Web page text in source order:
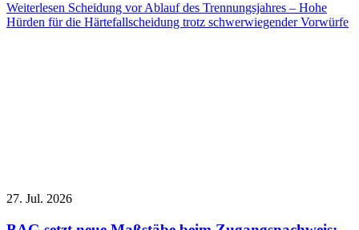
Weiterlesen Scheidung vor Ablauf des Trennungsjahres – Hohe
Hürden für die Härtefallscheidung trotz schwerwiegender Vorwürfe
27. Jul. 2026